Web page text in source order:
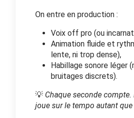
On entre en production :
Voix off pro (ou
Animation fluide et
lente, ni trop dense),
Habillage sonore léger
bruitages discrets).
💡 Chaque seconde compte.
joue sur le tempo autant